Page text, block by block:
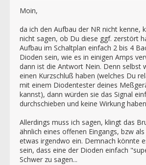
Moin,
da ich den Aufbau der NR nicht kenne,
nicht sagen, ob Du diese ggf. zerstört
Aufbau im Schaltplan einfach 2 bis 4
Dioden sein, wie es in einigen Amps
dann ist die Antwort Nein. Denn selbst
einen Kurzschluß haben (welches Du
mit einem Diodentester deines
kannst), dann würden sie das Signal
durchschieben und keine Wirkung
Allerdings muss ich sagen, klingt das
ähnlich eines offenen Eingangs, bzw
etwas irgendwo ein. Demnach könnte
sein, dass eine der Dioden einfach
Schwer zu sagen...